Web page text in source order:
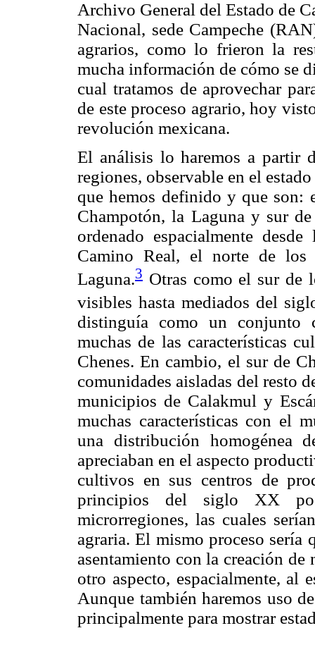
Archivo General del Estado de
Nacional, sede Campeche
agrarios, como lo frieron la
mucha información de cómo se
cual tratamos de aprovechar
de este proceso agrario, hoy
revolución mexicana.
El análisis lo haremos a partir
regiones, observable en el
que hemos definido y que son:
Champotón, la Laguna y sur
ordenado espacialmente
Camino Real, el norte de los
Laguna.3 Otras como el sur de
visibles hasta mediados del
distinguía como un conjunto
muchas de las características
Chenes. En cambio, el sur de
comunidades aisladas del resto
municipios de Calakmul y
muchas características con el
una distribución homogénea
apreciaban en el aspecto
cultivos en sus centros de
principios del siglo XX
microrregiones, las cuales
agraria. El mismo proceso sería
asentamiento con la creación
otro aspecto, espacialmente, al
Aunque también haremos uso
principalmente para mostrar